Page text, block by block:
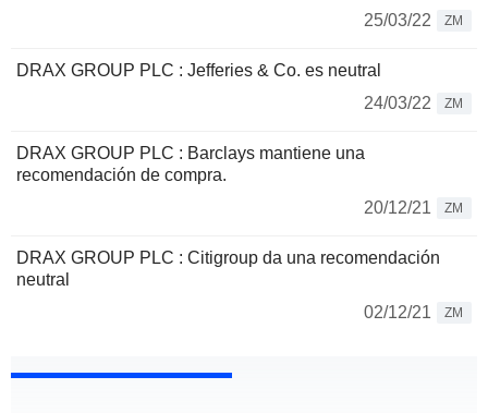
25/03/22
ZM
DRAX GROUP PLC : Jefferies & Co. es neutral
24/03/22
ZM
DRAX GROUP PLC : Barclays mantiene una
recomendación de compra.
20/12/21
ZM
DRAX GROUP PLC : Citigroup da una recomendación
neutral
02/12/21
ZM